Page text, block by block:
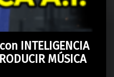
INTELIGENCIA
MÚSICA